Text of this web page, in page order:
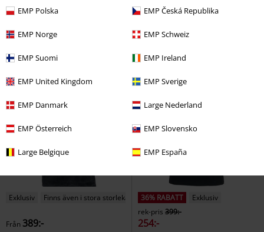
EMP Polska EMP Česká Republika
EMP Norge EMP Schweiz
EMP Suomi EMP Ireland
EMP United Kingdom EMP Sverige
EMP Danmark Large Nederland
EMP Österreich EMP Slovensko
Large Belgique EMP España
Moth Bad Omens Metal Circle Powerwolf
Exklusiv Finns även i stora storlekar
Från 389:-
36% RABATT
Exklusiv
rek-pris 399:-
254:-